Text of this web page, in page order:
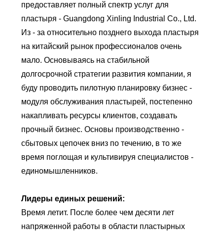
предоставляет полный спектр услуг для
пластыря - Guangdong Xinling Industrial Co., Ltd.
Из - за относительно позднего выхода пластыря
на китайский рынок профессионалов очень
мало. Основываясь на стабильной
долгосрочной стратегии развития компании, я
буду проводить пилотную планировку бизнес -
модуля обслуживания пластырей, постепенно
накапливать ресурсы клиентов, создавать
прочный бизнес. Основы производственно -
сбытовых цепочек вниз по течению, в то же
время поглощая и культивируя специалистов -
единомышленников.
Лидеры единых решений:
Время летит. После более чем десяти лет
напряженной работы в области пластырных